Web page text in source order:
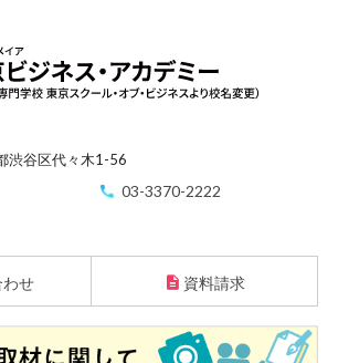
渋谷区代々木1-56
03-3370-2222
わせ 資料請求